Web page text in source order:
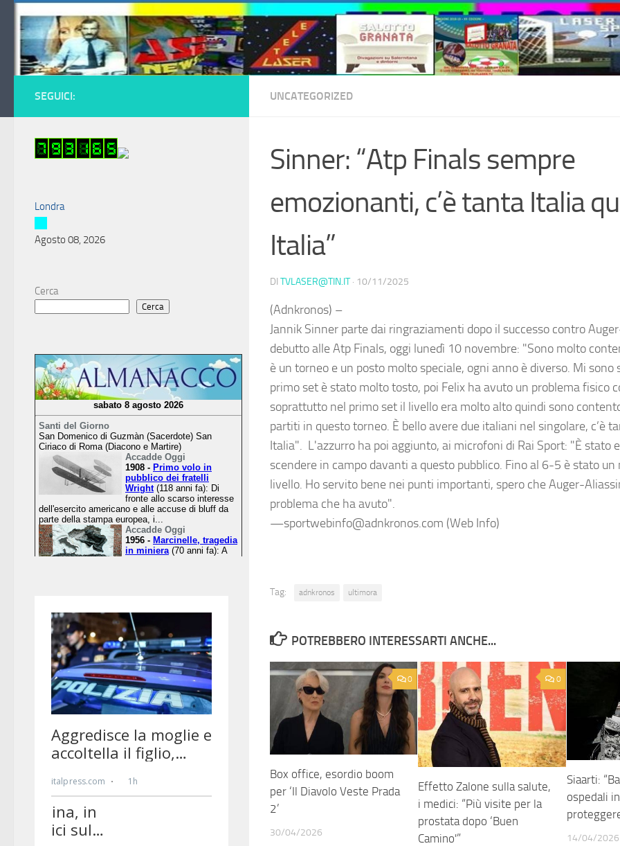
Salta al contenuto
UNCATEGORIZED
Sinner: “Atp Finals sempre
emozionanti, c’è tanta Italia
Italia”
DI TVLASER@TIN.IT · 10/11/2025
(Adnkronos) –
Jannik Sinner parte dai ringraziamenti dopo il successo contro
debutto alle Atp Finals, oggi lunedì 10 novembre: "Sono molto
è un torneo e un posto molto speciale, ogni anno è diverso. Mi sono
primo set è stato molto tosto, poi Felix ha avuto un problema fisico
soprattutto nel primo set il livello era molto alto quindi sono
partiti in questo torneo. È bello avere due italiani nel singolare, c’è
Italia". L'azzurro ha poi aggiunto, ai microfoni di Rai Sport: "È stato
scendere in campo davanti a questo pubblico. Fino al 6-5 è stato
livello. Ho servito bene nei punti importanti, spero che Auger-
problema che ha avuto".
—sportwebinfo@adnkronos.com (Web Info)
Tag: adnkronos ultimora
POTREBBERO INTERESSARTI ANCHE...
0
Box office, esordio boom
per ‘Il Diavolo Veste Prada
2’
30/04/2026
0
Effetto Zalone sulla salute,
i medici: “Più visite per la
prostata dopo ‘Buen
Camino'”
Siaarti:
ospedali
14/04/2026
SEGUICI:
Londra
Agosto 08, 2026
Cerca
Cerca